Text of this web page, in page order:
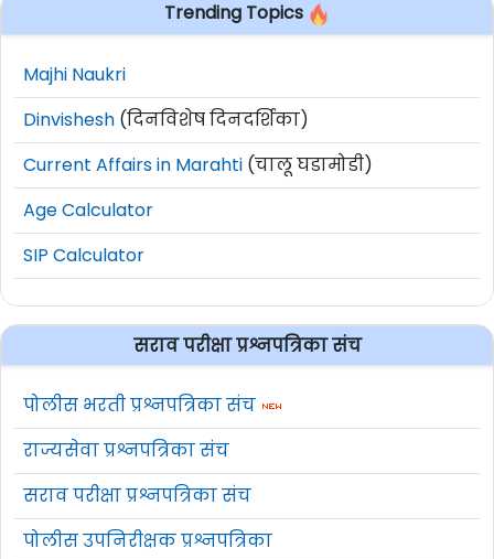
Trending Topics
Majhi Naukri
Dinvishesh (दिनविशेष दिनदर्शिका)
Current Affairs in Marahti (चालू घडामोडी)
Age Calculator
SIP Calculator
सराव परीक्षा प्रश्नपत्रिका संच
पोलीस भरती प्रश्नपत्रिका संच
राज्यसेवा प्रश्नपत्रिका संच
सराव परीक्षा प्रश्नपत्रिका संच
पोलीस उपनिरीक्षक प्रश्नपत्रिका